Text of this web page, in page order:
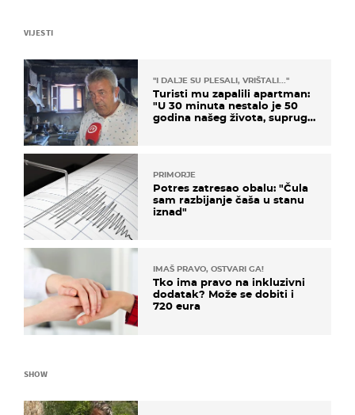
VIJESTI
"I DALJE SU PLESALI, VRIŠTALI..."
Turisti mu zapalili apartman:
"U 30 minuta nestalo je 50
godina našeg života, supruga
PRIMORJE
Potres zatresao obalu: "Čula
sam razbijanje čaša u stanu
iznad"
IMAŠ PRAVO, OSTVARI GA!
Tko ima pravo na inkluzivni
dodatak? Može se dobiti i
720 eura
SHOW